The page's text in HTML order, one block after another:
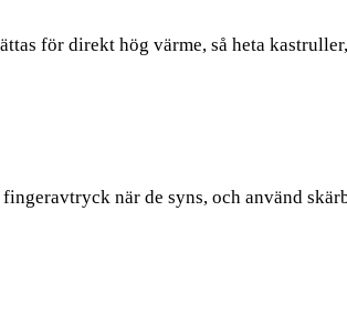
för direkt hög värme, så heta
när de syns, och använd